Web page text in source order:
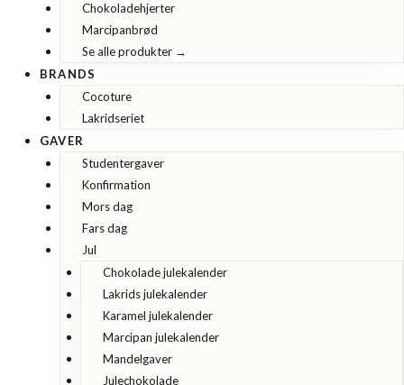
Chokoladehjerter
Marcipanbrød
Se alle produkter →
BRANDS
Cocoture
Lakridseriet
GAVER
Studentergaver
Konfirmation
Mors dag
Fars dag
Jul
Chokolade julekalender
Lakrids julekalender
Karamel julekalender
Marcipan julekalender
Mandelgaver
Julechokolade